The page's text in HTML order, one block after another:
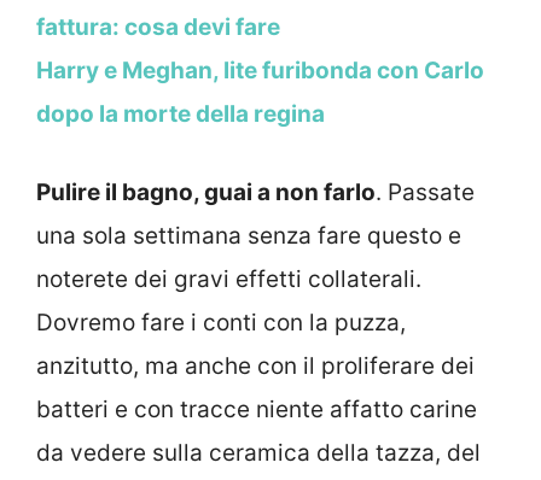
fattura: cosa devi fare
Harry e Meghan, lite furibonda con Carlo
dopo la morte della regina
Pulire il bagno, guai a non farlo. Passate
una sola settimana senza fare questo e
noterete dei gravi effetti collaterali.
Dovremo fare i conti con la puzza,
anzitutto, ma anche con il proliferare dei
batteri e con tracce niente affatto carine
da vedere sulla ceramica della tazza, del